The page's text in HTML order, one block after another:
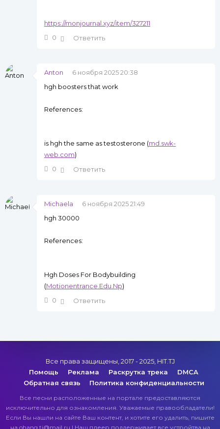
https://monjournal.xyz/item/327211
0
Ответить
Anton
6 ноября 2025 20:38
hgh boosters that work
References:
is hgh the same as testosterone (md.swk-
web.com)
0
Ответить
Michaela
6 ноября 2025 21:49
hgh 30000
References:
Hgh Doses For Bodybuilding
(Motionentrance.Edu.Np)
0
Ответить
Все права защищены, 2017 - 2025, HIT.TJ
Помощь
Реклама Раскрутка трека
DMCA
Обратная связь
Политика конфиденциальности
Все песни расположенные на портале предоставляются
исключительно для ознакомления. Уважаемые правообладатели!
Если Вы нашли на сайте Ваш контент, и хотите его удалить, пишите
на ohang.tj@mail.ru | Наш плеер поддерживает все устройтва на